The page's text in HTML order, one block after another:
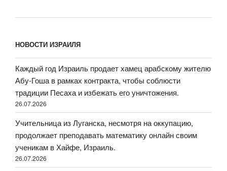
НОВОСТИ ИЗРАИЛЯ
Каждый год Израиль продает хамец арабскому жителю
Абу-Гоша в рамках контракта, чтобы соблюсти
традиции Песаха и избежать его уничтожения.
26.07.2026
Учительница из Луганска, несмотря на оккупацию,
продолжает преподавать математику онлайн своим
ученикам в Хайфе, Израиль.
26.07.2026